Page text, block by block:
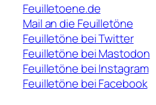
Feuilletoene.de
Mail an die Feuilletöne
Feuilletöne bei Twitter
Feuilletöne bei Mastodon
Feuilletöne bei Instagram
Feuilletöne bei Facebook